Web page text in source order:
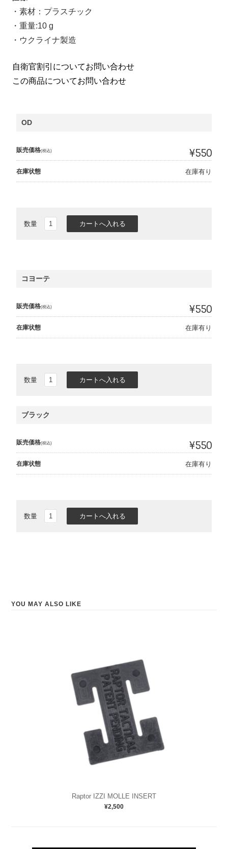
・素材：プラスチック
・重量:10 g
・ウクライナ製造
自衛官割引についてお問い合わせ
この商品についてお問い合わせ
OD
販売価格(税込) ¥550
在庫状態 在庫有り
数量
コヨーテ
販売価格(税込) ¥550
在庫状態 在庫有り
数量
ブラック
販売価格(税込) ¥550
在庫状態 在庫有り
数量
YOU MAY ALSO LIKE
Raptor IZZI MOLLE INSERT
¥2,500